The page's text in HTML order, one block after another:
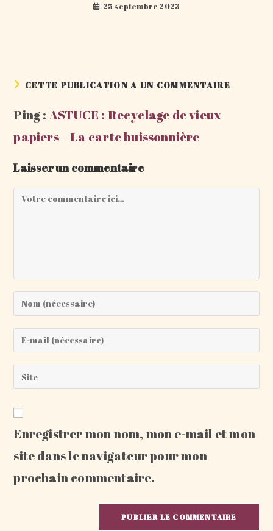
25 septembre 2023
CETTE PUBLICATION A UN COMMENTAIRE
Ping : ASTUCE : Recyclage de vieux
papiers – La carte buissonnière
Laisser un commentaire
Comment
Enter
your
name
or
to
comment
Enter
your
email
address
comment
Saisir
l’URL
votre
site
Enregistrer mon nom, mon e-mail et mon
site dans le navigateur pour mon
prochain commentaire.